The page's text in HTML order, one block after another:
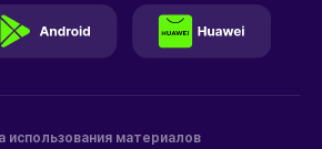
использования материалов